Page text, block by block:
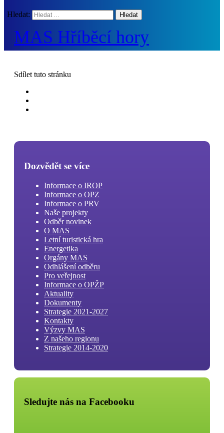
Hledat:
MAS Hříběcí hory
Sdílet tuto stránku
Dozvědět se více
Informace o IROP
Informace o OPZ
Informace o PRV
Naše projekty
Odběr novinek
O MAS
Letní turistická hra
Energetika
Orgány MAS
Odhlášení odběru
Pro veřejnost
Informace o OPŽP
Aktuality
Dokumenty
Strategie 2021-2027
Kontakty
Výzvy MAS
Z našeho regionu
Strategie 2014-2020
Sledujte nás na Facebooku